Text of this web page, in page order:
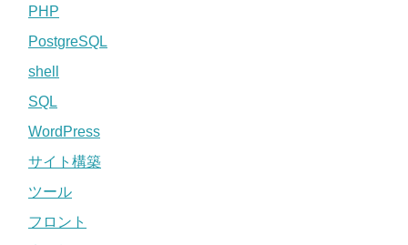
PHP
PostgreSQL
shell
SQL
WordPress
サイト構築
ツール
フロント